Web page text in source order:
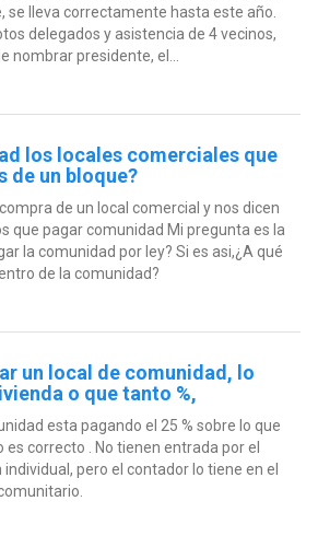
se lleva correctamente hasta este año.
delegados y asistencia de 4 vecinos,
nombrar presidente, el...
los locales comerciales que
de un bloque?
de un local comercial y nos dicen
que pagar comunidad Mi pregunta es la
la comunidad por ley? Si es asi,¿A qué
de la comunidad?
un local de comunidad, lo
o que tanto %,
esta pagando el 25 % sobre lo que
correcto . No tienen entrada por el
pero el contador lo tiene en el